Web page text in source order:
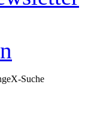
Suche